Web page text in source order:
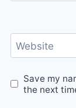
Website
Save my
the next